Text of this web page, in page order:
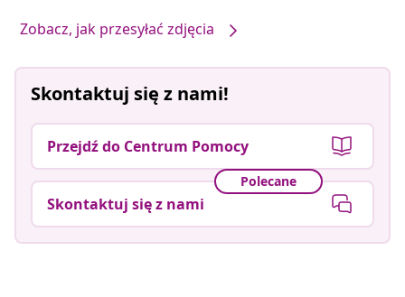
Zobacz, jak przesyłać zdjęcia
Skontaktuj się z nami!
Przejdź do Centrum Pomocy
Polecane
Skontaktuj się z nami